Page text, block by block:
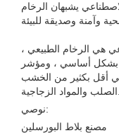
يشبهان الرخام
هي الرخام الطبيعي ،
بشكل أساسي ، ومؤشر
أقل بكثير من الخشب
نوصي:
مصنع بلاط البورسلين